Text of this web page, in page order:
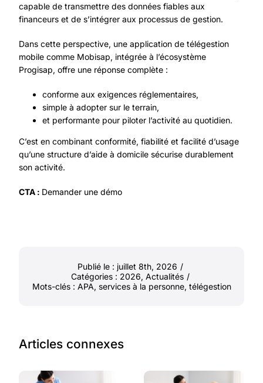
capable de transmettre des données fiables aux
financeurs et de s’intégrer aux processus de gestion.
Dans cette perspective, une application de télégestion
mobile comme Mobisap, intégrée à l’écosystème
Progisap, offre une réponse complète :
conforme aux exigences réglementaires,
simple à adopter sur le terrain,
et performante pour piloter l’activité au quotidien.
C’est en combinant conformité, fiabilité et facilité d’usage
qu’une structure d’aide à domicile sécurise durablement
son activité.
CTA : Demander une démo
Publié le : juillet 8th, 2026 /
Catégories : 2026, Actualités /
Mots-clés : APA, services à la personne, télégestion
Articles connexes